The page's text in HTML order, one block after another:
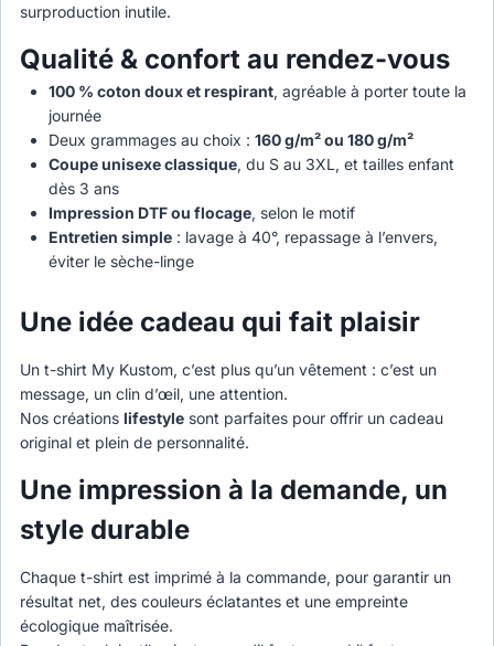
surproduction inutile.
Qualité & confort au rendez-vous
100 % coton doux et respirant, agréable à porter toute la
journée
Deux grammages au choix : 160 g/m² ou 180 g/m²
Coupe unisexe classique, du S au 3XL, et tailles enfant
dès 3 ans
Impression DTF ou flocage, selon le motif
Entretien simple: lavage à 40°, repassage à l’envers,
éviter le sèche-linge
Une idée cadeau qui fait plaisir
Un t-shirt My Kustom, c’est plus qu’un vêtement : c’est un
message, un clin d’œil, une attention.
Nos créations lifestyle sont parfaites pour offrir un cadeau
original et plein de personnalité.
Une impression à la demande, un
style durable
Chaque t-shirt est imprimé à la commande, pour garantir un
résultat net, des couleurs éclatantes et une empreinte
écologique maîtrisée.